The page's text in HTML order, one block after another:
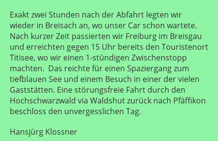
Exakt zwei Stunden nach der Abfahrt legten wir
wieder in Breisach an, wo unser Car schon wartete.
Nach kurzer Zeit passierten wir Freiburg im Breisgau
und erreichten gegen 15 Uhr bereits den Touristenort
Titisee, wo wir einen 1-stündigen Zwischenstopp
machten. Das reichte für einen Spaziergang zum
tiefblauen See und einem Besuch in einer der vielen
Gaststätten. Eine störungsfreie Fahrt durch den
Hochschwarzwald via Waldshut zurück nach Pfäffikon
beschloss den unvergesslichen Tag.
Hansjürg Klossner